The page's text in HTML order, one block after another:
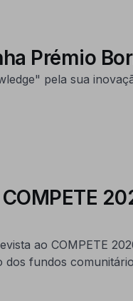
Prémio
pela sua
ao COMPETE
fundos